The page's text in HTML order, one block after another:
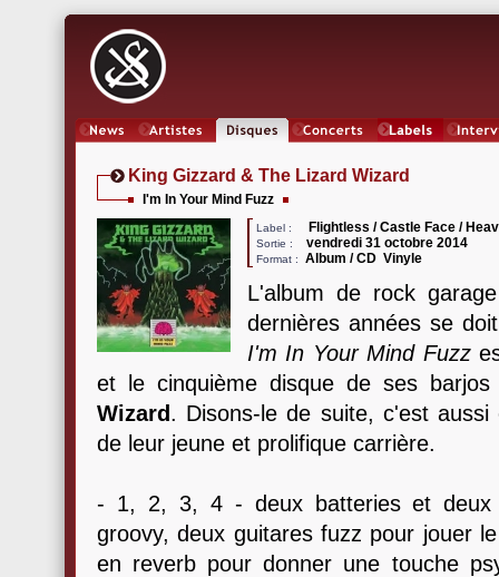
King Gizzard & The Lizard Wizard
I'm In Your Mind Fuzz
Label : Flightless / Castle Face /
Sortie : vendredi 31 octobre 2014
Format : Album / CD Vinyle
L'album de rock
dernières années se
I'm In Your Mind Fuzz
et le cinquième disque de ses
Wizard. Disons-le de suite, c'est
de leur jeune et prolifique carrière.
- 1, 2, 3, 4 - deux batteries et deux
groovy, deux guitares fuzz pour jouer
en reverb pour donner une touche